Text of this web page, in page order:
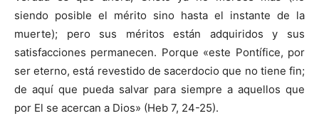
siendo posible el mérito sino hasta el instante de la
muerte); pero sus méritos están adquiridos y sus
satisfacciones permanecen. Porque «este Pontífice, por
ser eterno, está revestido de sacerdocio que no tiene fin;
de aquí que pueda salvar para siempre a aquellos que
por El se acercan a Dios» (Heb 7, 24-25).